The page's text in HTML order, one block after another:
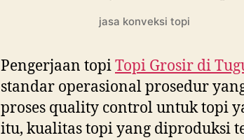
jasa konveksi topi
Pengerjaan topiTopi Grosir di
standar operasional prosedur
proses quality control untuk topi
itu, kualitas topi yang diproduksi